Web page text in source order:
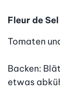
Fleur de Sel
Tomaten
Backen:
etwas